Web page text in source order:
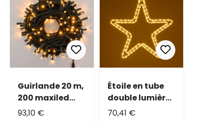
Guirlande 20 m,
200 maxiled
blanc chaud,
93,10 €
Étoile en tube
double lumière,
47 x 45 cm, 116
70,41 €